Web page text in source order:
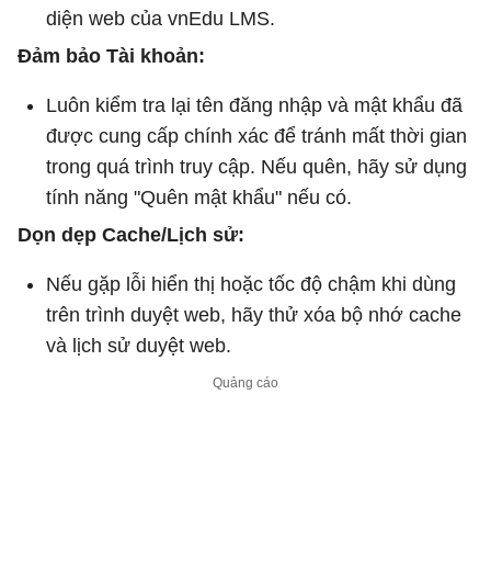
diện web của vnEdu LMS.
Đảm bảo Tài khoản:
Luôn kiểm tra lại tên đăng nhập và mật khẩu đã
được cung cấp chính xác để tránh mất thời gian
trong quá trình truy cập. Nếu quên, hãy sử dụng
tính năng "Quên mật khẩu" nếu có.
Dọn dẹp Cache/Lịch sử:
Nếu gặp lỗi hiển thị hoặc tốc độ chậm khi dùng
trên trình duyệt web, hãy thử xóa bộ nhớ cache
và lịch sử duyệt web.